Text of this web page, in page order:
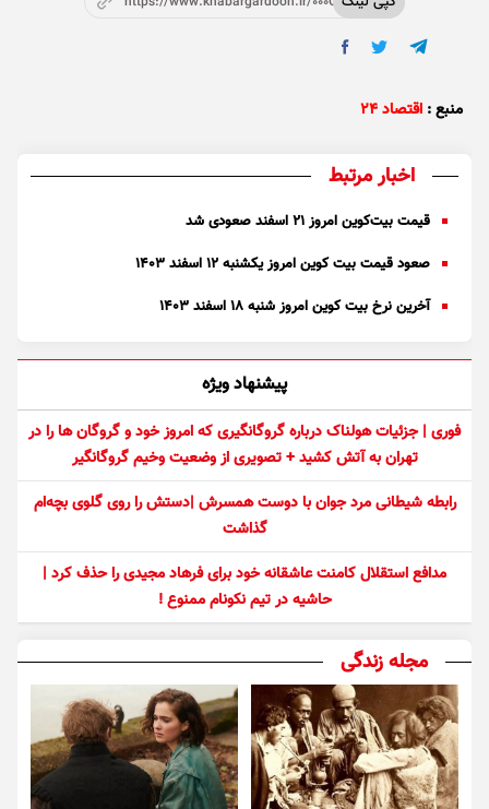
منبع : اقتصاد ۲۴
اخبار مرتبط
قیمت بیت‌کوین امروز ۲۱ اسفند صعودی شد
صعود قیمت بیت کوین امروز یکشنبه ۱۲ اسفند ۱۴۰۳
آخرین نرخ بیت کوین امروز شنبه ۱۸ اسفند ۱۴۰۳
پیشنهاد ویژه
فوری | جزئیات هولناک درباره گروگانگیری که امروز خود و گروگان ها را در
تهران به آتش کشید + تصویری از وضعیت وخیم گروگانگیر
رابطه شیطانی مرد جوان با دوست همسرش |دستش را روی گلوی بچه‌ام
گذاشت
مدافع استقلال کامنت عاشقانه خود برای فرهاد مجیدی را حذف کرد |
حاشیه در تیم نکونام ممنوع !
مجله زندگی